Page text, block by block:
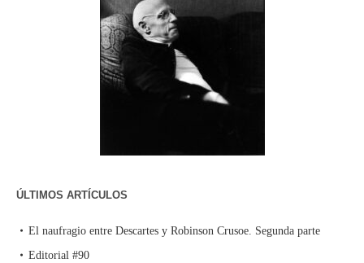
ÚLTIMOS ARTÍCULOS
El naufragio entre Descartes y Robinson Crusoe. Segunda parte
Editorial #90